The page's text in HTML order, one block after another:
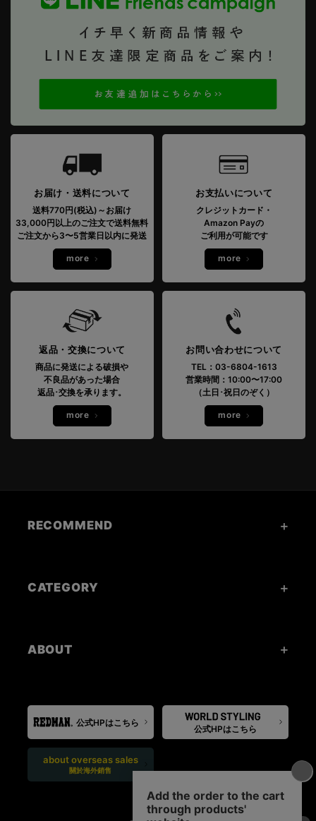
お届け・送料について
送料770円(税込)～お届け
33,000円以上のご注文で送料無料
ご注文から3〜5営業日以内に発送
more
お支払いについて
クレジットカード・
Amazon Payの
ご利用が可能です
more
返品・交換について
商品に発送による破損や
不良品があった場合
返品･交換を承ります。
more
お問い合わせについて
TEL：03-6804-1613
営業時間：10:00〜17:00
（土日･祝日のぞく）
more
RECOMMEND
CATEGORY
ABOUT
公式HPはこちら
公式HPはこちら
about overseas sales
關於海外銷售